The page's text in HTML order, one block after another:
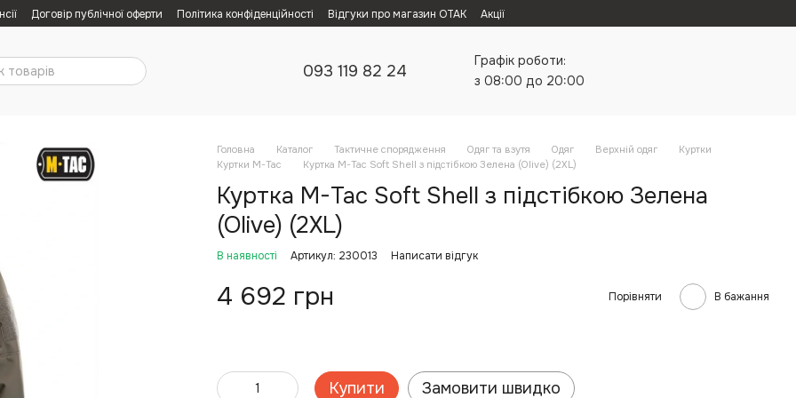
Договір публічної оферти Політика конфіденційності Відгуки про магазин ОТАК Акції
093 119 82 24
Графік роботи:
з 08:00 до 20:00
Головна Каталог Тактичне спорядження Одяг та взутя Одяг Верхній одяг
Куртки
Куртки M-Tac
Куртка M-Tac Soft Shell з підстібкою Зелена (Olive) (2XL)
Куртка M-Tac Soft Shell з підстібкою Зелена
(Olive) (2XL)
В наявності Артикул: 230013 Написати відгук
4 692 грн Порівняти В бажання
Купити Замовити швидко